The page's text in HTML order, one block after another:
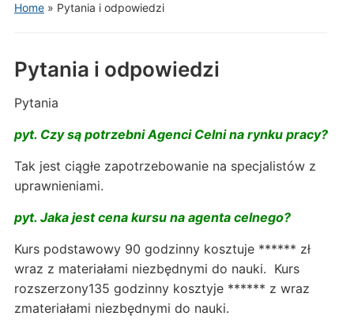
Home» Pytania i odpowiedzi
Pytania i odpowiedzi
Pytania
pyt. Czy są potrzebni Agenci Celni na rynku pracy?
Tak jest ciągłe zapotrzebowanie na specjalistów z
uprawnieniami.
pyt. Jaka jest cena kursu na agenta celnego?
Kurs podstawowy 90 godzinny kosztuje ****** zł
wraz z materiałami niezbędnymi do nauki. Kurs
rozszerzony135 godzinny kosztyje ****** z wraz
zmateriałami niezbędnymi do nauki.